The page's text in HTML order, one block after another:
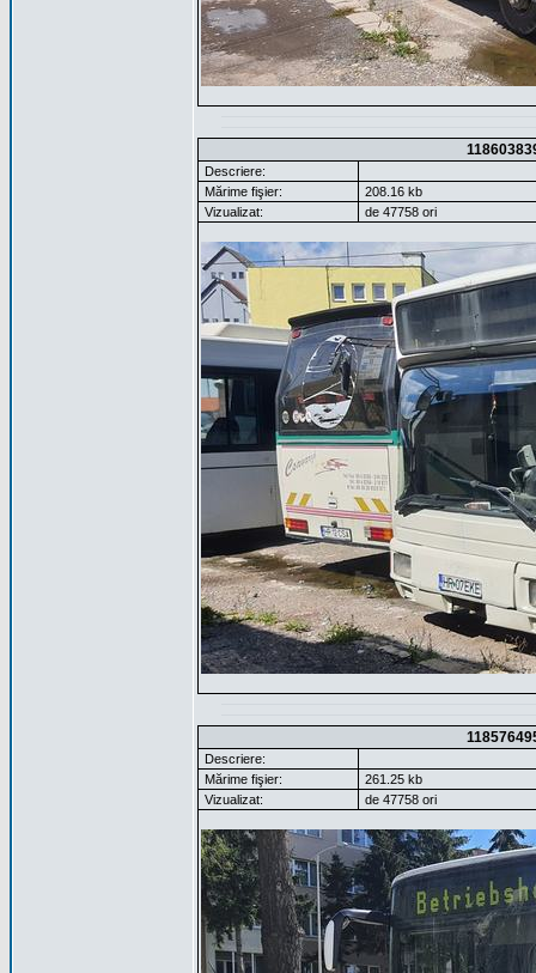
Descriere:
Mărime fişier:
208.16 kb
Vizualizat:
de 47758 ori
Descriere:
Mărime fişier:
261.25 kb
Vizualizat:
de 47758 ori